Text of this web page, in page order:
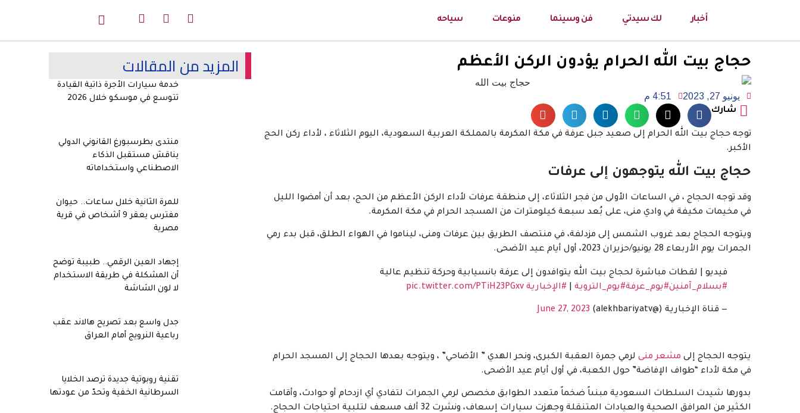
أخبار لك سيدتي فن وسينما منوعات سياحه
حجاج بيت الله الحرام يؤدون الركن الأعظم
يونيو 27, 2023 4:51 م
شارك
توجه حجاج بيت الله الحرام إلى صعيد جبل عرفة في مكة المكرمة بالمملكة العربية السعودية، اليوم الثلاثاء ، لأداء ركن الحج
الأكبر.
حجاج بيت الله يتوجهون إلى عرفات
وقد توجه الحجاج ، في الساعات الأولى من فجر الثلاثاء، إلى منطقة عرفات لأداء الركن الأعظم من الحج، بعد أن أمضوا الليل
في مخيمات مكيفة في وادي منى، على بُعد سبعة كيلومترات من المسجد الحرام في مكة المكرمة.
ويتوجه الحجاج بعد غروب الشمس إلى مزدلفة، في منتصف الطريق بين عرفات ومنى، ليناموا في الهواء الطلق، قبل بدء رمي
الجمرات يوم الأربعاء 28 يونيو/حزيران 2023، أول أيام عيد الأضحى.
فيديو | لقطات مباشرة لحجاج بيت الله يتوافدون إلى عرفة بانسيابية وحركة تنظيم عالية
#بسلام_آمنين#يوم_عرفة#يوم_التروية #الإخبارية pic.twitter.com/PTiH23PGxv
— قناة الإخبارية (@alekhbariyatv) June 27, 2023
يتوجه الحجاج إلى مشعر منى لرمي جمرة العقبة الكبرى، ونحر الهدي ” الأضاحي” ، ويتوجه بعدها الحجاج إلى المسجد الحرام
في مكة لأداء “طواف الإفاضة” حول الكعبة، في أول أيام عيد الأضحى.
بدورها شيدت السلطات السعودية مبنىاً ضخماً متعدد الطوابق مخصص لرمي الجمرات لتفادي أي ازدحام أو حوادث، وأقامت
الكثير من المرافق الصحية والعيادات المتنقلة وجهزت سيارات إسعاف، ونشرت 32 ألف مسعف لتلبية احتياجات الحجاج.
المزيد من المقالات
خدمة سيارات الأجرة ذاتية القيادة
تتوسع في موسكو خلال 2026
منتدى بطرسبورغ القانوني الدولي
يناقش مستقبل الذكاء
الاصطناعي واستخداماته
للمرة الثانية خلال ساعات.. حيوان
مفترس يعقر 9 أشخاص في قرية
مصرية
إجهاد العين الرقمي.. طبيبة توضح
أن المشكلة في طريقة الاستخدام
لا لون الشاشة
جدل واسع بعد تصريح هالاند عقب
رباعية النرويج أمام العراق
تقنية روبوتية جديدة ترصد الخلايا
السرطانية الخفية وتحدّ من عودتها